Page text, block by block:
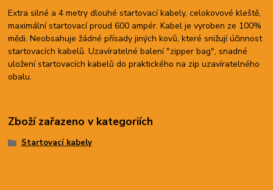
Extra silné a 4 metry dlouhé startovací kabely, celokovové kleště,
maximální startovací proud 600 ampér. Kabel je vyroben ze 100%
mědi. Neobsahuje žádné přísady jiných kovů, které snižují účinnost
startovacích kabelů. Uzavíratelné balení "zipper bag", snadné
uložení startovacích kabelů do praktického na zip uzavíratelného
obalu.
Zboží zařazeno v kategoriích
Startovací kabely